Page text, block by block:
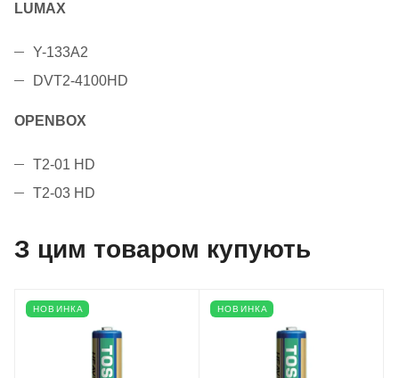
LUMAX
Y-133A2
DVT2-4100HD
OPENBOX
T2-01 HD
T2-03 HD
З цим товаром купують
НОВИНКА НОВИНКА